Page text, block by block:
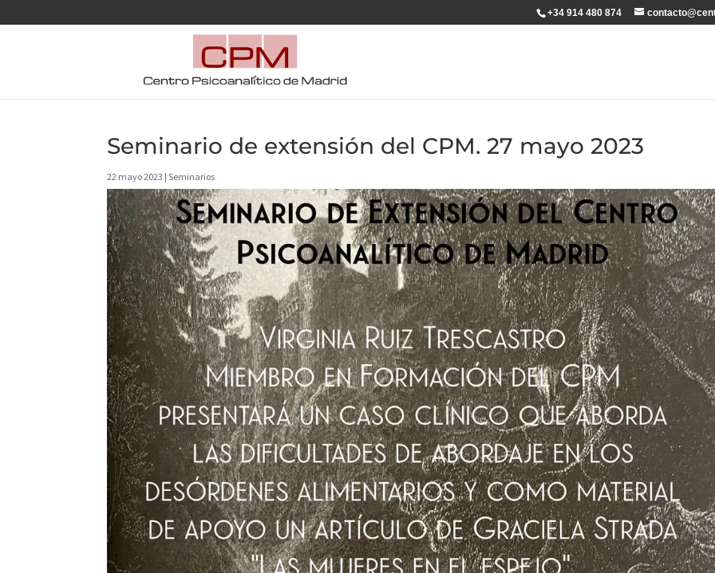
+34 914 480 874
Seminario de extensión del CPM. 27 mayo 2023
22 mayo 2023 |Seminarios